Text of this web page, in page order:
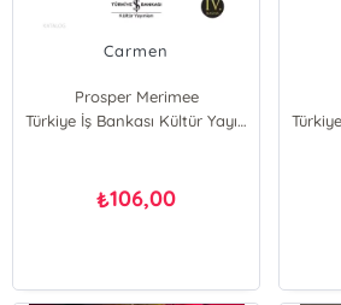
Carmen
Prosper Merimee
Türkiye İş Bankası Kültür Yayınları
₺106,00